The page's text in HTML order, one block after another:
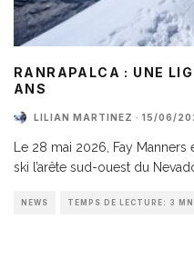
RANRAPALCA : UNE
ANS
LILIAN MARTINEZ · 15/06/
Le 28 mai 2026, Fay
ski l’arête sud-ouest du
NEWS TEMPS DE LECTURE: 3 MN